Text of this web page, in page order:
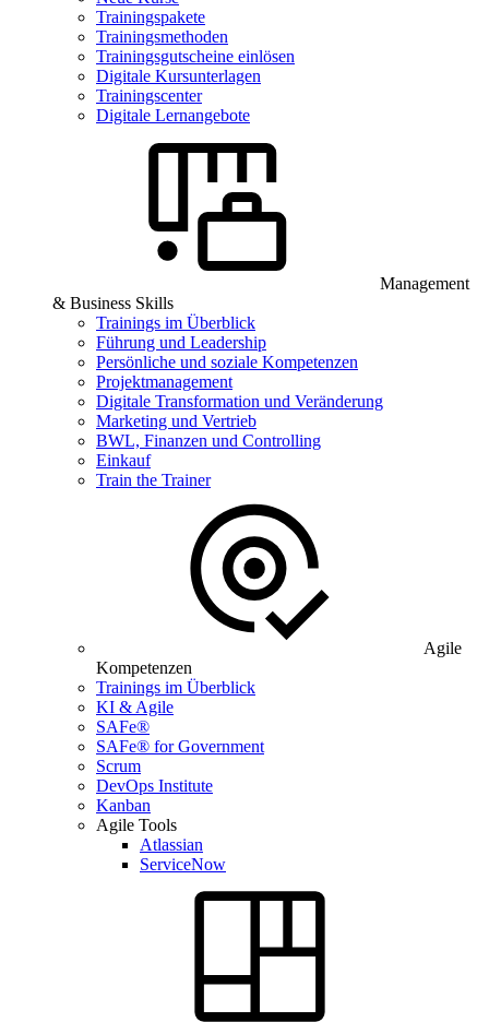
Trainingspakete
Trainingsmethoden
Trainingsgutscheine einlösen
Digitale Kursunterlagen
Trainingscenter
Digitale Lernangebote
Management
& Business Skills
Trainings im Überblick
Führung und Leadership
Persönliche und soziale Kompetenzen
Projektmanagement
Digitale Transformation und Veränderung
Marketing und Vertrieb
BWL, Finanzen und Controlling
Einkauf
Train the Trainer
Agile
Kompetenzen
Trainings im Überblick
KI & Agile
SAFe®
SAFe® for Government
Scrum
DevOps Institute
Kanban
Agile Tools
Atlassian
ServiceNow